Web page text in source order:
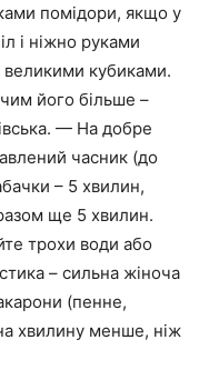
помідори, якщо у
і ніжно руками
великими кубиками.
його більше –
— На добре
часник (до
– 5 хвилин,
ще 5 хвилин.
трохи води або
– сильна жіноча
(пенне,
хвилину менше, ніж